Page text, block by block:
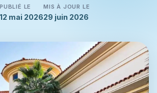
PUBLIÉ LE
12 mai 2026
MIS À JOUR LE
29 juin 2026